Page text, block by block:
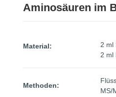
Aminosäuren im
Material:
2 ml
2 ml
Methoden:
MS/